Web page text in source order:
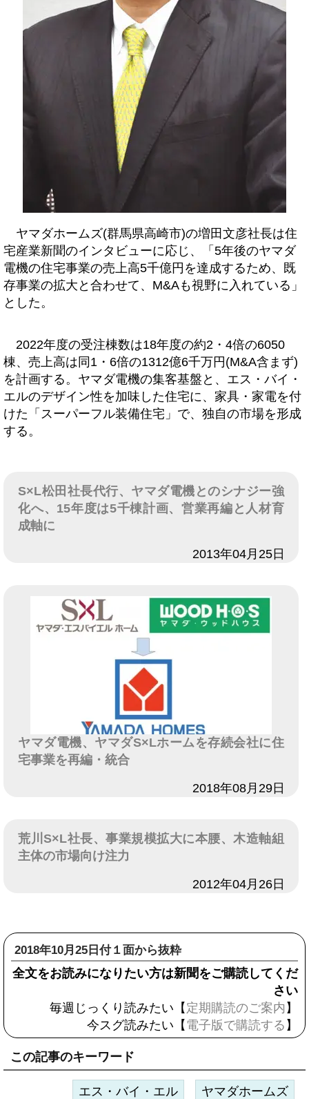
ヤマダホームズ(群馬県高崎市)の増田文彦社長は住
宅産業新聞のインタビューに応じ、「5年後のヤマダ
電機の住宅事業の売上高5千億円を達成するため、既
存事業の拡大と合わせて、M&Aも視野に入れている」
とした。
2022年度の受注棟数は18年度の約2・4倍の6050
棟、売上高は同1・6倍の1312億6千万円(M&A含まず)
を計画する。ヤマダ電機の集客基盤と、エス・バイ・
エルのデザイン性を加味した住宅に、家具・家電を付
けた「スーパーフル装備住宅」で、独自の市場を形成
する。
S×L松田社長代行、ヤマダ電機とのシナジー強
化へ、15年度は5千棟計画、営業再編と人材育
成軸に
2013年04月25日
ヤマダ電機、ヤマダS×Lホームを存続会社に住
宅事業を再編・統合
2018年08月29日
荒川S×L社長、事業規模拡大に本腰、木造軸組
主体の市場向け注力
2012年04月26日
2018年10月25日付１面から抜粋
全文をお読みになりたい方は新聞をご購読してくだ
さい
毎週じっくり読みたい【 定期購読のご案内 】
今スグ読みたい【 電子版で購読する 】
この記事のキーワード
エス・バイ・エル ヤマダホームズ